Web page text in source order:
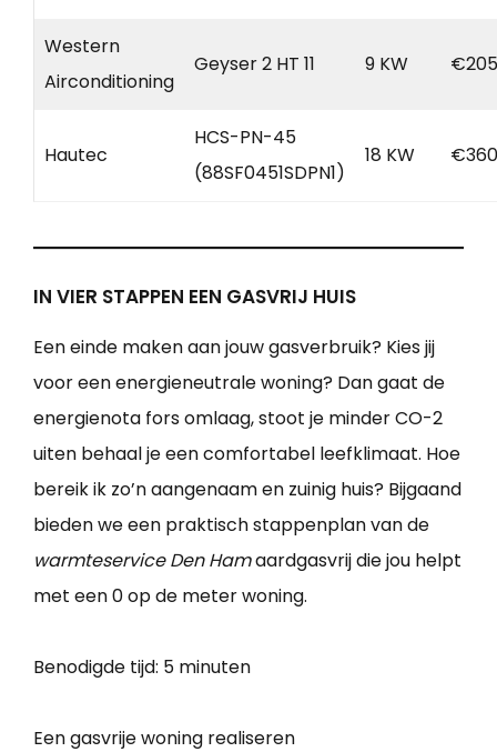
Western
Airconditioning
Geyser 2 HT 11 9 KW
Hautec
HCS-PN-45
(88SF0451SDPN1)
18 KW
IN VIER STAPPEN EEN GASVRIJ HUIS
Een einde maken aan jouw gasverbruik? Kies jij
voor een energieneutrale woning? Dan gaat de
energienota fors omlaag, stoot je minder CO-2
uiten behaal je een comfortabel leefklimaat. Hoe
bereik ik zo’n aangenaam en zuinig huis? Bijgaand
bieden we een praktisch stappenplan van de
warmteservice Den Hamaardgasvrij die jou helpt
met een 0 op de meter woning.
Benodigde tijd: 5 minuten
Een gasvrije woning realiseren